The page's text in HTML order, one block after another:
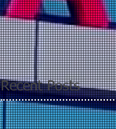
Recent Posts